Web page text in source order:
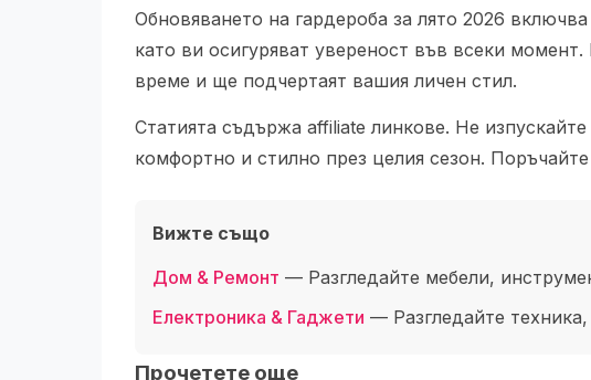
Обновяването на гардероба за лято 2026
като ви осигуряват увереност във всеки
време и ще подчертаят вашия личен стил.
Статията съдържа affiliate линкове. Не
комфортно и стилно през целия сезон.
Вижте също
Дом & Ремонт — Разгледайте мебели,
Електроника & Гаджети — Разгледайте
Прочетете още